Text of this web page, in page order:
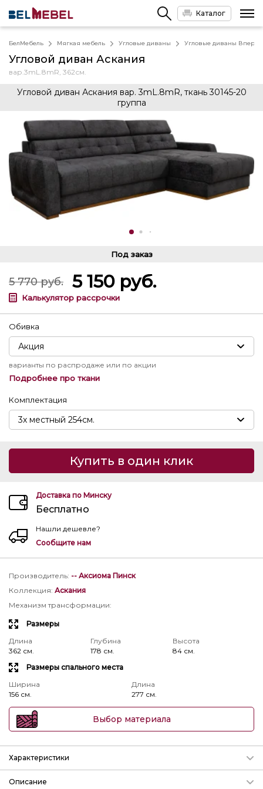
Каталог
БелМебель Мягкая мебель Угловые диваны Угловые диваны
Угловой диван Аскания
вар.3mL.8mR, 362см.
Угловой диван Аскания вар. 3mL.8mR, ткань 30145-20
группа
Под заказ
5 770 руб. 5 150 руб.
Калькулятор рассрочки
Обивка
варианты по распродаже или по акции
Подробнее про ткани
Комплектация
Купить в один клик
Доставка по Минску
Бесплатно
Нашли дешевле?
Сообщите нам
Производитель: -- Аксиома Пинск
Коллекция: Аскания
Механизм трансформации:
Размеры
Длина
362 см.
Глубина
178 см.
Высота
84 см.
Размеры спального места
Ширина
156 см.
Длина
277 см.
Выбор материала
Характеристики
Подробнее о механизмах
Описание